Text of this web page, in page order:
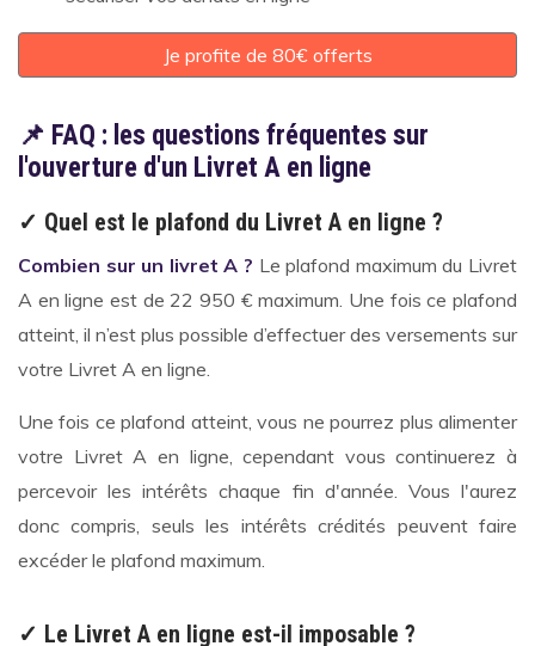
Je profite de 80€ offerts
📌 FAQ : les questions fréquentes sur
l'ouverture d'un Livret A en ligne
✓ Quel est le plafond du Livret A en ligne ?
Combien sur un livret A ? Le plafond maximum du Livret
A en ligne est de 22 950 € maximum. Une fois ce plafond
atteint, il n’est plus possible d’effectuer des versements sur
votre Livret A en ligne.
Une fois ce plafond atteint, vous ne pourrez plus alimenter
votre Livret A en ligne, cependant vous continuerez à
percevoir les intérêts chaque fin d'année. Vous l'aurez
donc compris, seuls les intérêts crédités peuvent faire
excéder le plafond maximum.
✓ Le Livret A en ligne est-il imposable ?